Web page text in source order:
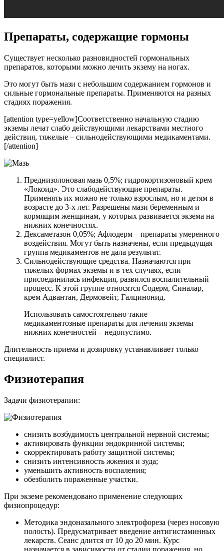
Препараты, содержащие гормоны
Существует несколько разновидностей гормональных
препаратов, которыми можно лечить экзему на ногах.
Это могут быть мази с небольшим содержанием гормонов и
сильные гормональные препараты. Применяются на разных
стадиях поражения.
[attention type=yellow]Соответственно начальную стадию
экземы лечат слабо действующими лекарствами местного
действия, тяжелые – сильнодействующими медикаментами.
[/attention]
Преднизолоновая мазь 0,5%; гидрокортизоновый крем
«Локоид». Это слабодействующие препараты.
Применять их можно не только взрослым, но и детям в
возрасте до 3-х лет. Разрешены мази беременным и
кормящим женщинам, у которых развивается экзема на
нижних конечностях.
Дексаметазон 0,05%; Афлодерм – препараты умеренного
воздействия. Могут быть назначены, если предыдущая
группа медикаментов не дала результат.
Сильнодействующие средства. Назначаются при
тяжелых формах экземы и в тех случаях, если
присоединилась инфекция, развился воспалительный
процесс. К этой группе относятся Содерм, Синалар,
крем Адвантан, Дермовейт, Галцинонид.
Использовать самостоятельно такие
медикаментозные препараты для лечения экземы
нижних конечностей – недопустимо.
Длительность приема и дозировку устанавливает только
специалист.
Физиотерапия
Задачи физиотерапии:
снизить возбудимость центральной нервной системы;
активировать функции эндокринной системы;
скорректировать работу защитной системы;
снизить интенсивность жжения и зуда;
уменьшить активность воспаления;
обезболить пораженные участки.
При экземе рекомендовано применение следующих
физиопроцедур:
Методика эндоназального электрофореза (через носовую
полость). Предусматривает введение антигистаминных
лекарств. Сеанс длится от 10 до 20 мин. Курс